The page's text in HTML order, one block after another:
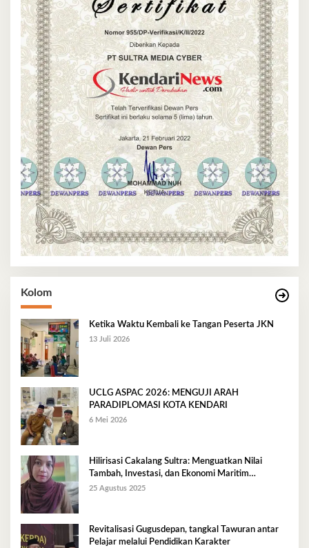
Kolom
Ketika Waktu Kembali ke Tangan Peserta JKN
13 Juli 2026
UCLG ASPAC 2026: MENGUJI ARAH
PARADIPLOMASI KOTA KENDARI
6 Mei 2026
Hilirisasi Cakalang Sultra: Menguatkan Nilai
Tambah, Investasi, dan Ekonomi Maritim
Berkelanjutan
25 Agustus 2025
Revitalisasi Gugusdepan, tangkal Tawuran antar
Pelajar melalui Pendidikan Karakter